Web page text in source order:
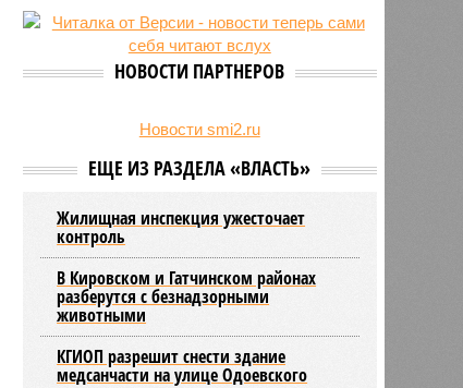
Оплатить проезд в наземном
транспорте Петербурга можно
будет по геолокации
отключения горячей воды в
НОВОСТИ ПАРТНЕРОВ
Новости smi2.ru
ЕЩЕ ИЗ РАЗДЕЛА «ВЛАСТЬ»
Жилищная инспекция ужесточает
контроль
В Кировском и Гатчинском районах
разберутся с безнадзорными
животными
КГИОП разрешит снести здание
медсанчасти на улице Одоевского